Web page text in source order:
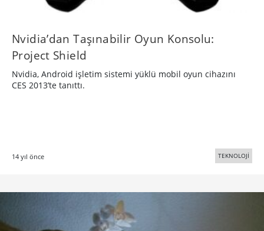
Nvidia’dan Taşınabilir Oyun Konsolu:
Project Shield
Nvidia, Android işletim sistemi yüklü mobil oyun cihazını
CES 2013’te tanıttı.
14 yıl önce TEKNOLOJİ